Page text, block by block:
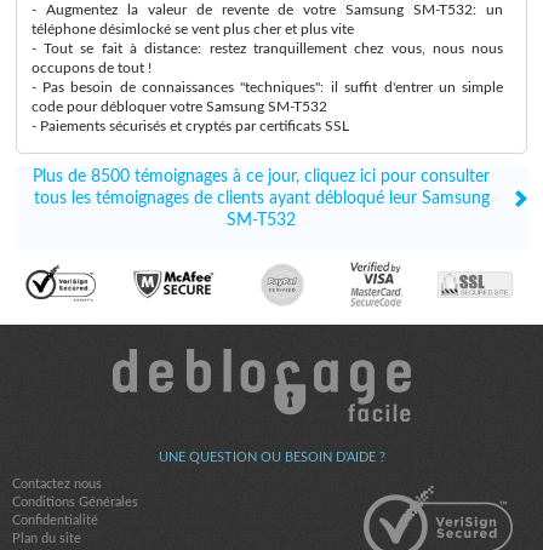
- Augmentez la valeur de revente de votre Samsung SM-T532: un
téléphone désimlocké se vent plus cher et plus vite
- Tout se fait à distance: restez tranquillement chez vous, nous nous
occupons de tout !
- Pas besoin de connaissances "techniques": il suffit d'entrer un simple
code pour débloquer votre Samsung SM-T532
- Paiements sécurisés et cryptés par certificats SSL
Plus de 8500 témoignages à ce jour, cliquez ici pour consulter
tous les témoignages de clients ayant débloqué leur Samsung
SM-T532
UNE QUESTION OU BESOIN D'AIDE ?
Contactez nous
Conditions Générales
Confidentialité
Plan du site